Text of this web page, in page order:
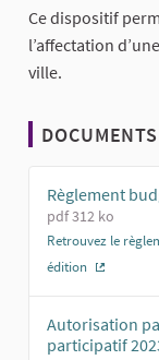
Ce dispositif
l’affectation
ville.
Règlement
pdf 312 ko
Retrouvez le
édition
Autorisation
participatif